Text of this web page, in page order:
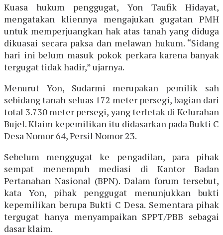
Kuasa hukum penggugat, Yon Taufik Hidayat,
mengatakan kliennya mengajukan gugatan PMH
untuk memperjuangkan hak atas tanah yang diduga
dikuasai secara paksa dan melawan hukum. “Sidang
hari ini belum masuk pokok perkara karena banyak
tergugat tidak hadir,” ujarnya.
Menurut Yon, Sudarmi merupakan pemilik sah
sebidang tanah seluas 172 meter persegi, bagian dari
total 3.730 meter persegi, yang terletak di Kelurahan
Bujel. Klaim kepemilikan itu didasarkan pada Bukti C
Desa Nomor 64, Persil Nomor 23.
Sebelum menggugat ke pengadilan, para pihak
sempat menempuh mediasi di Kantor Badan
Pertanahan Nasional (BPN). Dalam forum tersebut,
kata Yon, pihak penggugat menunjukkan bukti
kepemilikan berupa Bukti C Desa. Sementara pihak
tergugat hanya menyampaikan SPPT/PBB sebagai
dasar klaim.